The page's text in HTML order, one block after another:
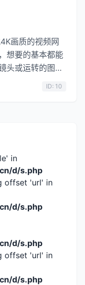
画质的视频网
想要的基本都能
头或运转的图形
…...
ID: 10
in
d/s.php
offset 'url' in
d/s.php
d/s.php
offset 'url' in
d/s.php